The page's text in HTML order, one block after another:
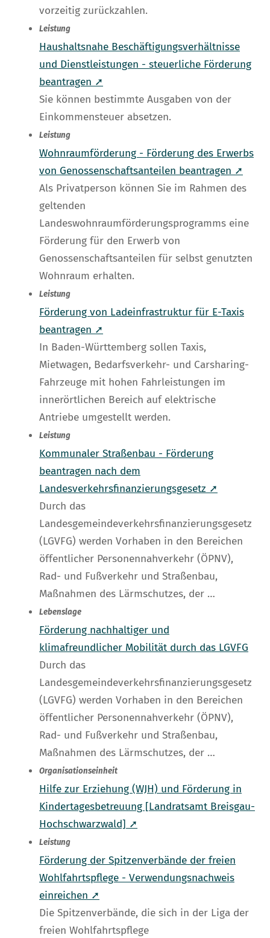
vorzeitig zurückzahlen.
Leistung
Haushaltsnahe Beschäftigungsverhältnisse
und Dienstleistungen - steuerliche Förderung
beantragen ➚
Sie können bestimmte Ausgaben von der
Einkommensteuer absetzen.
Leistung
Wohnraumförderung - Förderung des Erwerbs
von Genossenschaftsanteilen beantragen ➚
Als Privatperson können Sie im Rahmen des
geltenden
Landeswohnraumförderungsprogramms eine
Förderung für den Erwerb von
Genossenschaftsanteilen für selbst genutzten
Wohnraum erhalten.
Leistung
Förderung von Ladeinfrastruktur für E-Taxis
beantragen ➚
In Baden-Württemberg sollen Taxis,
Mietwagen, Bedarfsverkehr- und Carsharing-
Fahrzeuge mit hohen Fahrleistungen im
innerörtlichen Bereich auf elektrische
Antriebe umgestellt werden.
Leistung
Kommunaler Straßenbau - Förderung
beantragen nach dem
Landesverkehrsfinanzierungsgesetz ➚
Durch das
Landesgemeindeverkehrsfinanzierungsgesetz
(LGVFG) werden Vorhaben in den Bereichen
öffentlicher Personennahverkehr (ÖPNV),
Rad- und Fußverkehr und Straßenbau,
Maßnahmen des Lärmschutzes, der …
Lebenslage
Förderung nachhaltiger und
klimafreundlicher Mobilität durch das LGVFG
Durch das
Landesgemeindeverkehrsfinanzierungsgesetz
(LGVFG) werden Vorhaben in den Bereichen
öffentlicher Personennahverkehr (ÖPNV),
Rad- und Fußverkehr und Straßenbau,
Maßnahmen des Lärmschutzes, der …
Organisationseinheit
Hilfe zur Erziehung (WJH) und Förderung in
Kindertagesbetreuung [Landratsamt Breisgau-
Hochschwarzwald] ➚
Leistung
Förderung der Spitzenverbände der freien
Wohlfahrtspflege - Verwendungsnachweis
einreichen ➚
Die Spitzenverbände, die sich in der Liga der
freien Wohlfahrtspflege